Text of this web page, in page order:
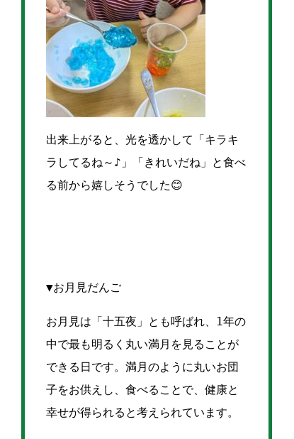
出来上がると、光を透かして「キラキ
ラしてるね～♪」「きれいだね」と食べ
る前から嬉しそうでした😊
▼お月見だんご
お月見は「十五夜」とも呼ばれ、1年の
中で最も明るく丸い満月を見ることが
できる日です。満月のように丸いお団
子をお供えし、食べることで、健康と
幸せが得られると考えられています。